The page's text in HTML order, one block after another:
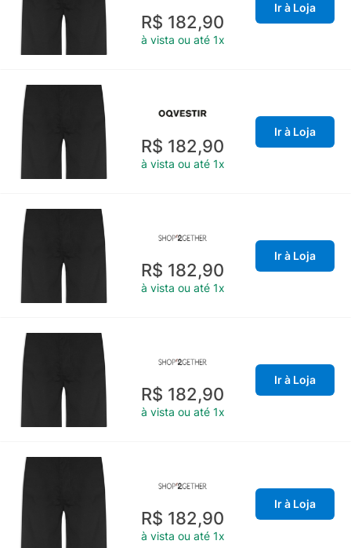
R$ 182,90
à vista ou até 1x
Ir à Loja
R$ 182,90
à vista ou até 1x
Ir à Loja
R$ 182,90
à vista ou até 1x
Ir à Loja
R$ 182,90
à vista ou até 1x
Ir à Loja
R$ 182,90
à vista ou até 1x
Ir à Loja